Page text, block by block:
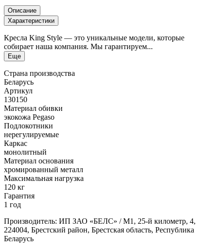
Описание
Характеристики
Кресла King Style — это уникальные модели, которые
собирает наша компания. Мы гарантируем...
Еще
Страна производства
Беларусь
Артикул
130150
Материал обивки
экокожа Pegaso
Подлокотники
нерегулируемые
Каркас
монолитный
Материал основания
хромированный металл
Максимальная нагрузка
120 кг
Гарантия
1 год
Производитель: ИП ЗАО «БЕЛС» / М1, 25-й километр, 4,
224004, Брестский район, Брестская область, Республика
Беларусь